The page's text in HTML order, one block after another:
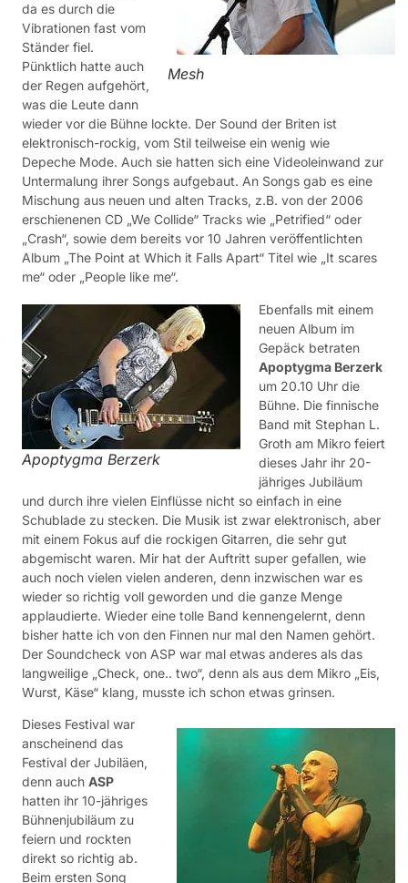
Mesh
da es durch die
Vibrationen fast vom
Ständer fiel.
Pünktlich hatte auch
der Regen aufgehört,
was die Leute dann
wieder vor die Bühne lockte. Der Sound der Briten ist
elektronisch-rockig, vom Stil teilweise ein wenig wie
Depeche Mode. Auch sie hatten sich eine Videoleinwand zur
Untermalung ihrer Songs aufgebaut. An Songs gab es eine
Mischung aus neuen und alten Tracks, z.B. von der 2006
erschienenen CD „We Collide“ Tracks wie „Petrified“ oder
„Crash“, sowie dem bereits vor 10 Jahren veröffentlichten
Album „The Point at Which it Falls Apart“ Titel wie „It scares
me“ oder „People like me“.
Apoptygma Berzerk
Ebenfalls mit einem
neuen Album im
Gepäck betraten
Apoptygma Berzerk
um 20.10 Uhr die
Bühne. Die finnische
Band mit Stephan L.
Groth am Mikro feiert
dieses Jahr ihr 20-
jähriges Jubiläum
und durch ihre vielen Einflüsse nicht so einfach in eine
Schublade zu stecken. Die Musik ist zwar elektronisch, aber
mit einem Fokus auf die rockigen Gitarren, die sehr gut
abgemischt waren. Mir hat der Auftritt super gefallen, wie
auch noch vielen vielen anderen, denn inzwischen war es
wieder so richtig voll geworden und die ganze Menge
applaudierte. Wieder eine tolle Band kennengelernt, denn
bisher hatte ich von den Finnen nur mal den Namen gehört.
Der Soundcheck von ASP war mal etwas anderes als das
langweilige „Check, one.. two“, denn als aus dem Mikro „Eis,
Wurst, Käse“ klang, musste ich schon etwas grinsen.
Dieses Festival war
anscheinend das
Festival der Jubiläen,
denn auch ASP
hatten ihr 10-jähriges
Bühnenjubiläum zu
feiern und rockten
direkt so richtig ab.
Beim ersten Song